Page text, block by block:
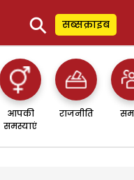
⚲ सब्सक्राइब
आपकी
समस्याएं
राजनीति